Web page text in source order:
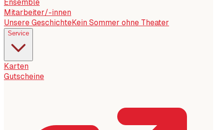
Ensemble
Mitarbeiter/-innen
Unsere GeschichteKein Sommer ohne Theater
Service
Karten
Gutscheine